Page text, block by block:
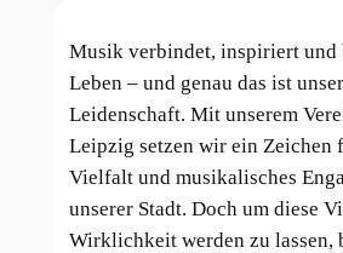
Musik verbindet, inspiriert und
Leben – und genau das ist
Leidenschaft. Mit unserem
Leipzig setzen wir ein Zeichen
Vielfalt und musikalisches
unserer Stadt. Doch um diese
Wirklichkeit werden zu lassen,